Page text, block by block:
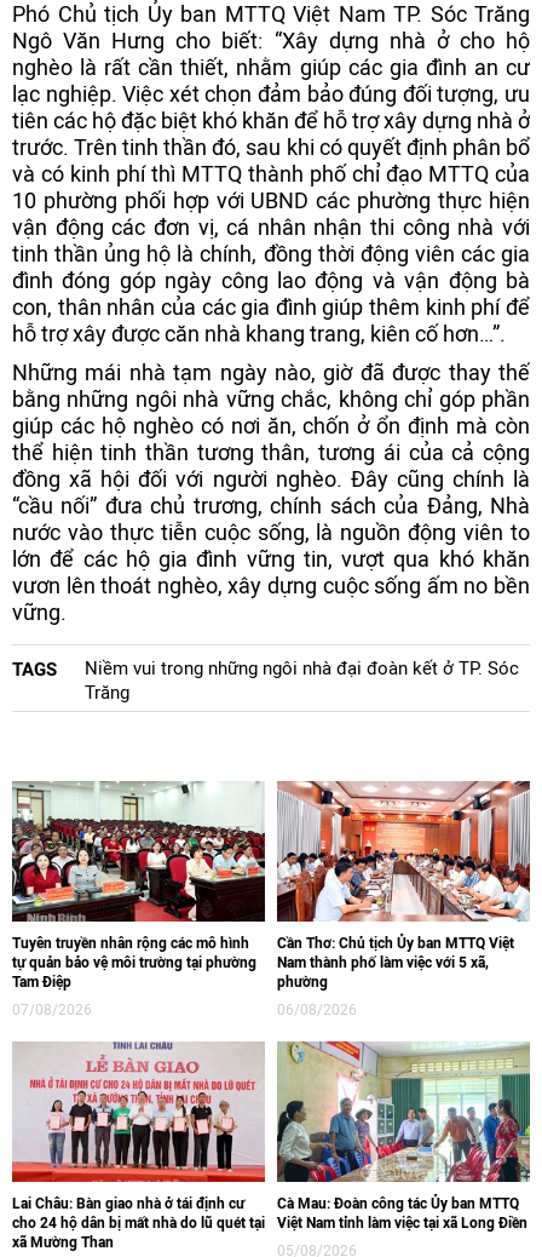
Phó Chủ tịch Ủy ban MTTQ Việt Nam TP. Sóc Trăng
Ngô Văn Hưng cho biết: “Xây dựng nhà ở cho hộ
nghèo là rất cần thiết, nhằm giúp các gia đình an cư
lạc nghiệp. Việc xét chọn đảm bảo đúng đối tượng, ưu
tiên các hộ đặc biệt khó khăn để hỗ trợ xây dựng nhà ở
trước. Trên tinh thần đó, sau khi có quyết định phân bổ
và có kinh phí thì MTTQ thành phố chỉ đạo MTTQ của
10 phường phối hợp với UBND các phường thực hiện
vận động các đơn vị, cá nhân nhận thi công nhà với
tinh thần ủng hộ là chính, đồng thời động viên các gia
đình đóng góp ngày công lao động và vận động bà
con, thân nhân của các gia đình giúp thêm kinh phí để
hỗ trợ xây được căn nhà khang trang, kiên cố hơn…”.
Những mái nhà tạm ngày nào, giờ đã được thay thế
bằng những ngôi nhà vững chắc, không chỉ góp phần
giúp các hộ nghèo có nơi ăn, chốn ở ổn định mà còn
thể hiện tinh thần tương thân, tương ái của cả cộng
đồng xã hội đối với người nghèo. Đây cũng chính là
“cầu nối” đưa chủ trương, chính sách của Đảng, Nhà
nước vào thực tiễn cuộc sống, là nguồn động viên to
lớn để các hộ gia đình vững tin, vượt qua khó khăn
vươn lên thoát nghèo, xây dựng cuộc sống ấm no bền
vững.
TAGS
Niềm vui trong những ngôi nhà đại đoàn kết ở TP. Sóc
Trăng
Tuyên truyền nhân rộng các mô hình
tự quản bảo vệ môi trường tại phường
Tam Điệp
07/08/2026
Cần Thơ: Chủ tịch Ủy ban MTTQ Việt
Nam thành phố làm việc với 5 xã,
phường
06/08/2026
Lai Châu: Bàn giao nhà ở tái định cư
cho 24 hộ dân bị mất nhà do lũ quét tại
xã Mường Than
Cà Mau: Đoàn công tác Ủy ban MTTQ
Việt Nam tỉnh làm việc tại xã Long Điền
05/08/2026